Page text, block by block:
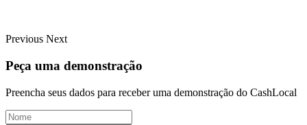
Previous Next
Peça uma demonstração
Preencha seus dados para receber uma demonstração do CashLocal